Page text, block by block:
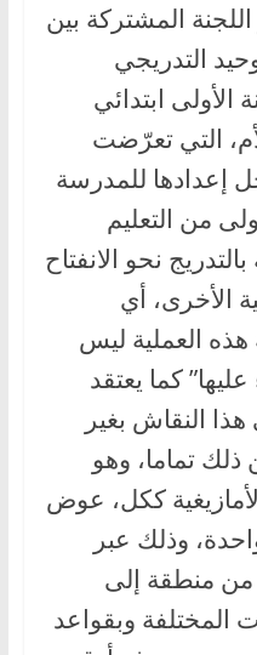
المشتركة بين
التدريجي
ابتدائي
التي تعرّضت
إعدادها للمدرسة
من التعليم
نحو الانفتاح
الأخرى، أي
هذه العملية ليس
كما يعتقد
النقاش بغير
تماما، وهو
ككل، عوض
وذلك عبر
من منطقة إلى
المختلفة وبقواعد